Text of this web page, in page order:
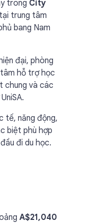
trong City
trung tâm
bang Nam
đại, phòng
hỗ trợ học
chung và các
tế, năng động,
biệt phù hợp
đi du học.
A$21,040